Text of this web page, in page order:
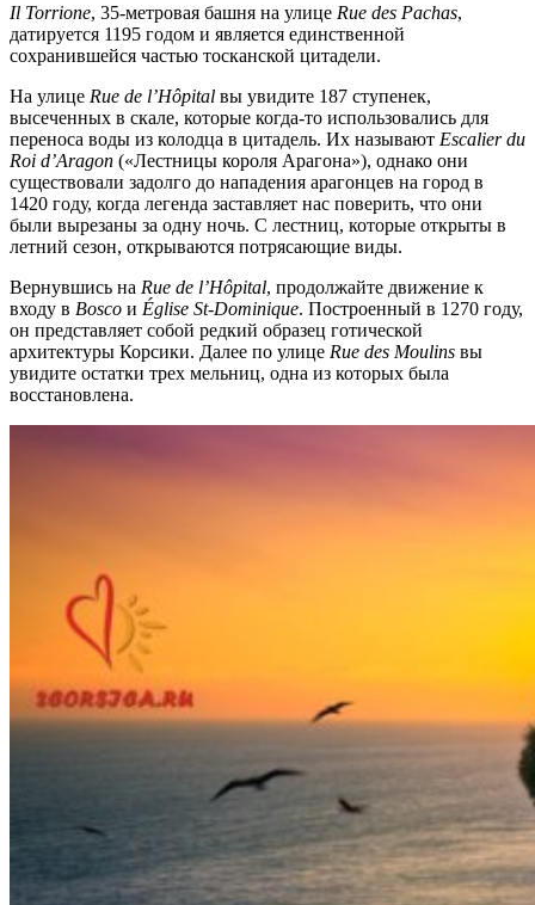
Il Torrione, 35-метровая башня на улице Rue des Pachas,
датируется 1195 годом и является единственной
сохранившейся частью тосканской цитадели.
На улице Rue de l’Hôpital вы увидите 187 ступенек,
высеченных в скале, которые когда-то использовались для
переноса воды из колодца в цитадель. Их называют Escalier du
Roi d’Aragon («Лестницы короля Арагона»), однако они
существовали задолго до нападения арагонцев на город в
1420 году, когда легенда заставляет нас поверить, что они
были вырезаны за одну ночь. С лестниц, которые открыты в
летний сезон, открываются потрясающие виды.
Вернувшись на Rue de l’Hôpital, продолжайте движение к
входу в Bosco и Église St-Dominique. Построенный в 1270 году,
он представляет собой редкий образец готической
архитектуры Корсики. Далее по улице Rue des Moulins вы
увидите остатки трех мельниц, одна из которых была
восстановлена.